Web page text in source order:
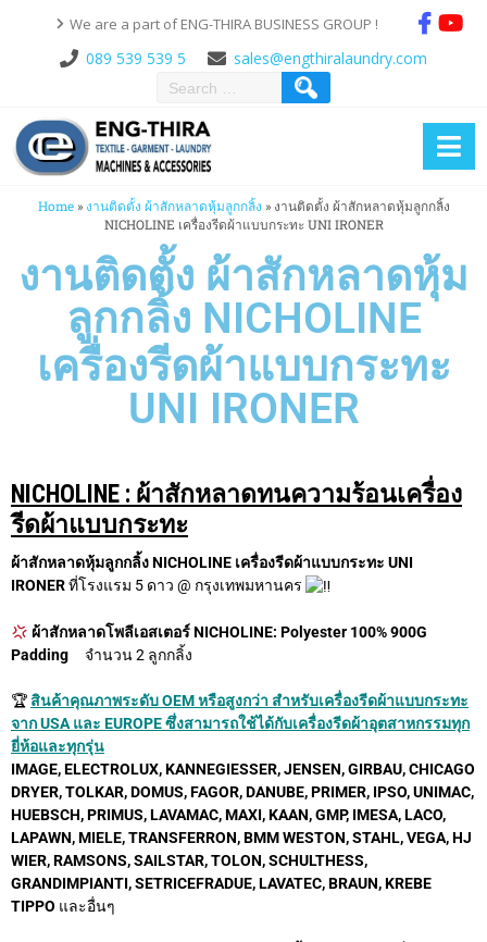
We are a part of ENG-THIRA BUSINESS GROUP !
089 539 539 5 sales@engthiralaundry.com
Home» งานติดตั้ง ผ้าสักหลาดหุ้มลูกกลิ้ง » งานติดตั้ง ผ้าสักหลาดหุ้มลูกกลิ้ง
NICHOLINE เครื่องรีดผ้าแบบกระทะ UNI IRONER
งานติดตั้ง ผ้าสักหลาดหุ้ม
ลูกกลิ้ง NICHOLINE
เครื่องรีดผ้าแบบกระทะ
UNI IRONER
NICHOLINE : ผ้าสักหลาดทนความร้อนเครื่อง
รีดผ้าแบบกระทะ
ผ้าสักหลาดหุ้มลูกกลิ้ง NICHOLINE เครื่องรีดผ้าแบบกระทะ UNI
IRONERที่โรงแรม 5 ดาว @ กรุงเทพมหานคร
ผ้าสักหลาดโพลีเอสเตอร์ NICHOLINE: Polyester 100% 900G
Padding จำนวน 2 ลูกกลิ้ง
🏆 สินค้าคุณภาพระดับ OEM หรือสูงกว่า สำหรับเครื่องรีดผ้าแบบกระทะ
จาก USA และ EUROPE ซึ่งสามารถใช้ได้กับเครื่องรีดผ้าอุตสาหกรรมทุก
ยี่ห้อและทุกรุ่น
IMAGE, ELECTROLUX, KANNEGIESSER, JENSEN, GIRBAU, CHICAGO
DRYER, TOLKAR, DOMUS, FAGOR, DANUBE, PRIMER, IPSO, UNIMAC,
HUEBSCH, PRIMUS, LAVAMAC, MAXI, KAAN, GMP, IMESA, LACO,
LAPAWN, MIELE, TRANSFERRON, BMM WESTON, STAHL, VEGA, HJ
WIER, RAMSONS, SAILSTAR, TOLON, SCHULTHESS,
GRANDIMPIANTI, SETRICEFRADUE, LAVATEC, BRAUN, KREBE
TIPPO และอื่นๆ